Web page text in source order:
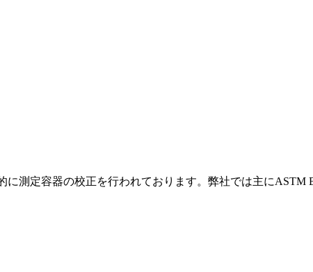
測定容器の校正を行われております。弊社では主にASTM